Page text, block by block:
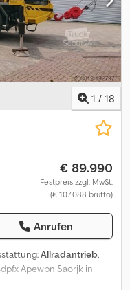
beidseitig
28 Meter, tiefste
Reichweite über Flur
10 Meter, Gesamtlänge
20578# Dcjdpfxott
1 / 18
€ 89.990
Festpreis zzgl. MwSt.
(€ 107.088 brutto)
Anrufen
Allradantrieb,
Apewpn Saorjk in
Inzahlungnahme